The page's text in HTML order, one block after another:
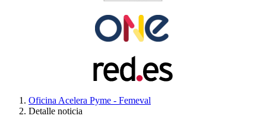
Oficina Acelera Pyme - Femeval
Detalle noticia